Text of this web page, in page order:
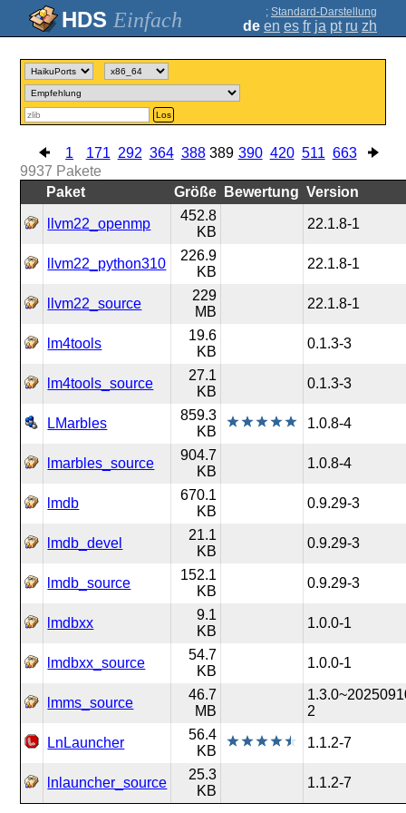
Einfach ; Standard-Darstellung
de en es fr ja pt ru zh
Los
1 171 292 364 388 389 390 420 511 663
9937 Pakete
Paket
Größe Bewertung Version
llvm22_openmp
452.8
KB
22.1.8-1
llvm22_python310
226.9
KB
22.1.8-1
llvm22_source
229
MB
22.1.8-1
lm4tools
19.6
KB
0.1.3-3
lm4tools_source
27.1
KB
0.1.3-3
LMarbles
859.3
KB
1.0.8-4
lmarbles_source
904.7
KB
1.0.8-4
lmdb
670.1
KB
0.9.29-3
lmdb_devel
21.1
KB
0.9.29-3
lmdb_source
152.1
KB
0.9.29-3
lmdbxx
9.1
KB
1.0.0-1
lmdbxx_source
54.7
KB
1.0.0-1
lmms_source
46.7
MB
2
LnLauncher
56.4
KB
1.1.2-7
lnlauncher_source
25.3
KB
1.1.2-7